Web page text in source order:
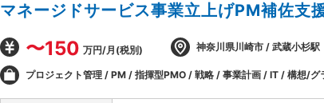
マネージドサービス事業立上げPM補佐支
〜150 万円/月(税別) 神奈川県川崎市 / 武蔵小杉駅
プロジェクト管理 / PM / 指揮型PMO / 戦略 / 事業計画 / IT / 構想/